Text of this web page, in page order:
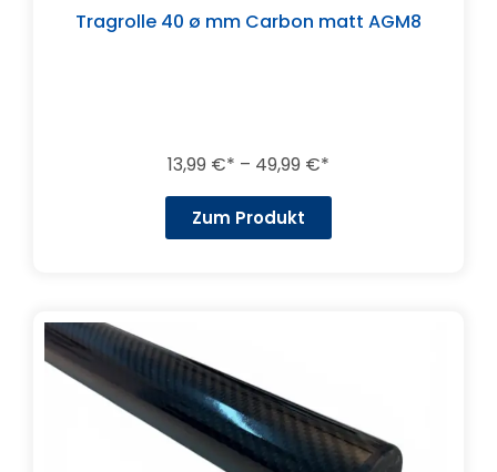
Tragrolle 40 ø mm Carbon matt AGM8
13,99 € – 49,99 €
Zum Produkt